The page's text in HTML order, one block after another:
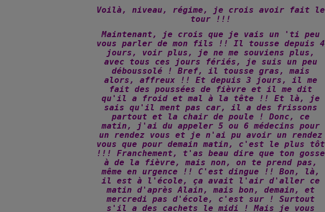
Voilà, niveau, régime, je crois avoir fait le
tour !!!
Maintenant, je crois que je vais un 'ti peu
vous parler de mon fils !! Il tousse depuis 4
jours, voir plus, je ne me souviens plus,
avec tous ces jours fériés, je suis un peu
déboussolé ! Bref, il tousse gras, mais
alors, affreux !! Et depuis 3 jours, il me
fait des poussées de fièvre et il me dit
qu'il a froid et mal à la tête !! Et là, je
sais qu'il ment pas car, il a des frissons
partout et la chair de poule ! Donc, ce
matin, j'ai du appeler 5 ou 6 médecins pour
un rendez vous et je n'ai pu avoir un rendez
vous que pour demain matin, c'est le plus tôt
!!! Franchement, t'as beau dire que ton gosse
à de la fièvre, mais non, on te prend pas,
même en urgence !! C'est dingue !! Bon, là,
il est à l'école, ça avait l'air d'aller ce
matin d'après Alain, mais bon, demain, et
mercredi pas d'école, c'est sur ! Surtout
s'il a des cachets le midi ! Mais je vous